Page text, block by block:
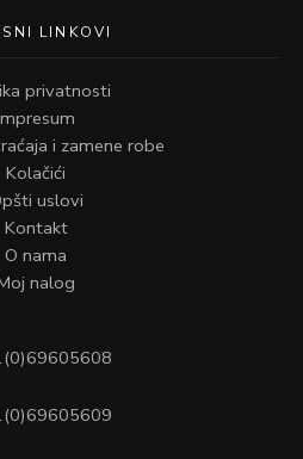
LINKOVI
privatnosti
i zamene robe
Kolačići
uslovi
Kontakt
O nama
nalog